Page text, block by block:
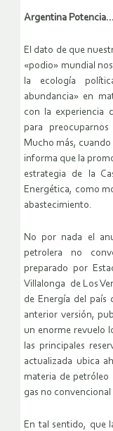
Argentina Potencia…
El dato de que
«podio» mundial
la ecología
abundancia» en
con la experiencia
para
Mucho más,
informa que la
estrategia de la
Energética, como
abastecimiento.
No por nada el
petrolera no
preparado por
Villalonga de Los
de Energía del
anterior versión,
un enorme revuelo
las principales
actualizada ubica
materia de petróleo
gas no convencional
En tal sentido, que